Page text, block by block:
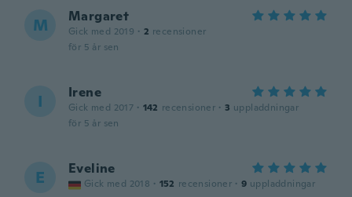
M Margaret
Gick med 2019 · 2 recensioner
för 5 år sen
I Irene
Gick med 2017 · 142 recensioner · 3 uppladdningar
för 5 år sen
E Eveline
Gick med 2018 · 152 recensioner · 9 uppladdningar